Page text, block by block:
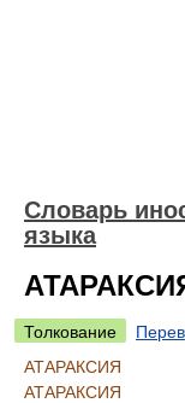
Словарь
языка
Толкование
АТАРАКСИЯ
АТАРАКСИЯ